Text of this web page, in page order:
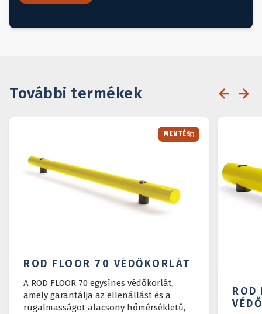
További termékek
MENTÉS
ROD FLOOR 70 VÉDŐKORLÁT
A ROD FLOOR 70 egysínes védőkorlát,
amely garantálja az ellenállást és a
rugalmasságot alacsony hőmérsékletű,
ROD